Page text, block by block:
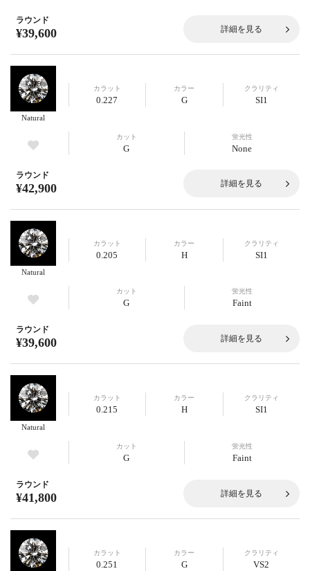
ラウンド
¥39,600 詳細を見る
Natural
カラット
0.227
カラー
G
クラリティ
SI1
カット
G
蛍光性
None
ラウンド
¥42,900 詳細を見る
Natural
カラット
0.205
カラー
H
クラリティ
SI1
カット
G
蛍光性
Faint
ラウンド
¥39,600 詳細を見る
Natural
カラット
0.215
カラー
H
クラリティ
SI1
カット
G
蛍光性
Faint
ラウンド
¥41,800 詳細を見る
カラット
0.251
カラー
G
クラリティ
VS2